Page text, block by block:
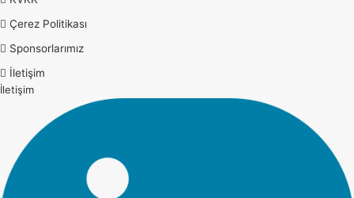
Çerez Politikası
Sponsorlarımız
İletişim
İletişim